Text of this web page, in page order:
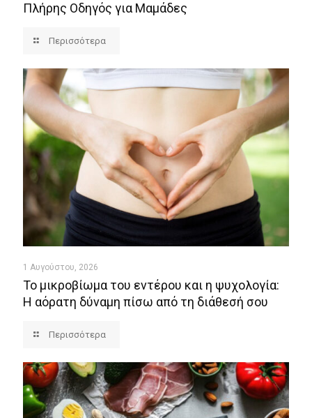
Πλήρης Οδηγός για Μαμάδες
Περισσότερα
1 Αυγούστου, 2026
Το μικροβίωμα του εντέρου και η ψυχολογία:
Η αόρατη δύναμη πίσω από τη διάθεσή σου
Περισσότερα